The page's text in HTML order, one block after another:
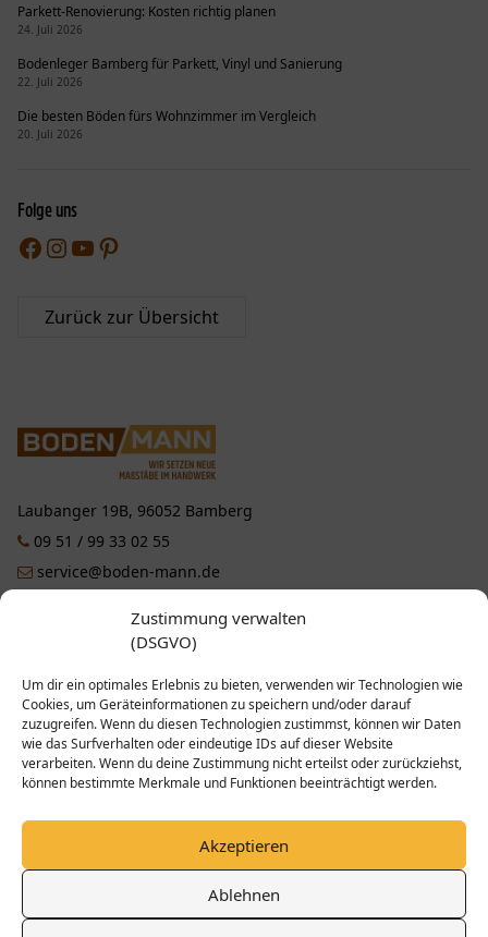
Zustimmung verwalten
(DSGVO)
Um dir ein optimales Erlebnis zu bieten, verwenden wir Technologien wie
Cookies, um Geräteinformationen zu speichern und/oder darauf
zuzugreifen. Wenn du diesen Technologien zustimmst, können wir Daten
wie das Surfverhalten oder eindeutige IDs auf dieser Website
verarbeiten. Wenn du deine Zustimmung nicht erteilst oder zurückziehst,
können bestimmte Merkmale und Funktionen beeinträchtigt werden.
Akzeptieren
Ablehnen
Parkett-Renovierung: Kosten richtig planen
24. Juli 2026
Bodenleger Bamberg für Parkett, Vinyl und Sanierung
22. Juli 2026
Die besten Böden fürs Wohnzimmer im Vergleich
20. Juli 2026
Folge uns
Facebook
Instagram
YouTube
Pinterest
Zurück zur Übersicht
Laubanger 19B, 96052 Bamberg
09 51 / 99 33 02 55
service@boden-mann.de
Instagram
YouTube
Pinterest
LEISTUNGEN
UNTERNEHMEN
INFORMATIONEN
© 2025 Bodenmann – Parkett & Bodenleger in Bamberg - Alle Rechte
vorbehalten.